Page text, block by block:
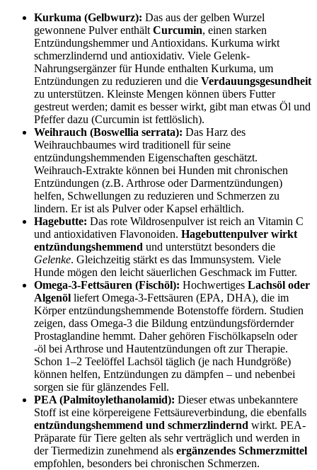
Kurkuma (Gelbwurz): Das aus der gelben Wurzel
gewonnene Pulver enthält Curcumin, einen starken
Entzündungshemmer und Antioxidans. Kurkuma wirkt
schmerzlindernd und antioxidativ. Viele Gelenk-
Nahrungsergänzer für Hunde enthalten Kurkuma, um
Entzündungen zu reduzieren und die Verdauungsgesundheit
zu unterstützen. Kleinste Mengen können übers Futter
gestreut werden; damit es besser wirkt, gibt man etwas Öl und
Pfeffer dazu (Curcumin ist fettlöslich).
Weihrauch (Boswellia serrata): Das Harz des
Weihrauchbaumes wird traditionell für seine
entzündungshemmenden Eigenschaften geschätzt.
Weihrauch-Extrakte können bei Hunden mit chronischen
Entzündungen (z.B. Arthrose oder Darmentzündungen)
helfen, Schwellungen zu reduzieren und Schmerzen zu
lindern. Er ist als Pulver oder Kapsel erhältlich.
Hagebutte: Das rote Wildrosenpulver ist reich an Vitamin C
und antioxidativen Flavonoiden. Hagebuttenpulver wirkt
entzündungshemmend und unterstützt besonders die
Gelenke. Gleichzeitig stärkt es das Immunsystem. Viele
Hunde mögen den leicht säuerlichen Geschmack im Futter.
Omega-3-Fettsäuren (Fischöl): Hochwertiges Lachsöl oder
Algenöl liefert Omega-3-Fettsäuren (EPA, DHA), die im
Körper entzündungshemmende Botenstoffe fördern. Studien
zeigen, dass Omega-3 die Bildung entzündungsfördernder
Prostaglandine hemmt. Daher gehören Fischölkapseln oder
-öl bei Arthrose und Hautentzündungen oft zur Therapie.
Schon 1–2 Teelöffel Lachsöl täglich (je nach Hundgröße)
können helfen, Entzündungen zu dämpfen – und nebenbei
sorgen sie für glänzendes Fell.
PEA (Palmitoylethanolamid): Dieser etwas unbekanntere
Stoff ist eine körpereigene Fettsäureverbindung, die ebenfalls
entzündungshemmend und schmerzlindernd wirkt. PEA-
Präparate für Tiere gelten als sehr verträglich und werden in
der Tiermedizin zunehmend als ergänzendes Schmerzmittel
empfohlen, besonders bei chronischen Schmerzen.